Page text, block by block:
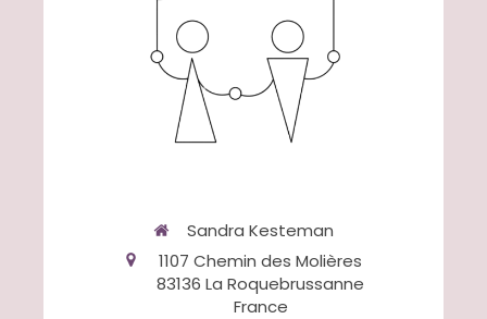
Sandra Kesteman
1107 Chemin des Molières
83136 La Roquebrussanne
France